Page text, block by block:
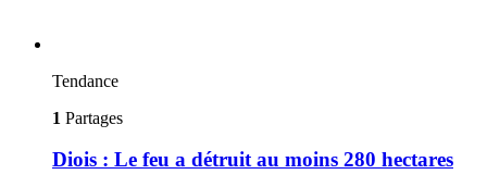
Tendance
1 Partages
Diois : Le feu a détruit au moins 280 hectares